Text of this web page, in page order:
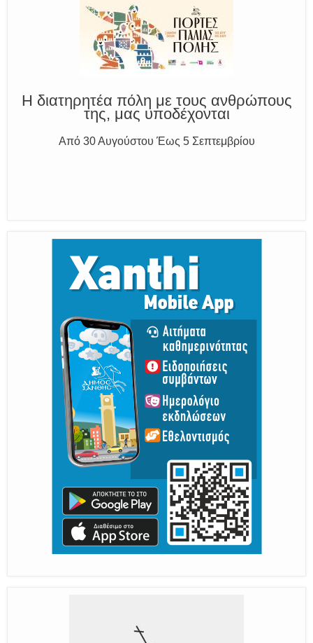
Η διατηρητέα πόλη με τους ανθρώπους
της, μας υποδέχονται
Από 30 Αυγούστου Έως 5 Σεπτεμβρίου